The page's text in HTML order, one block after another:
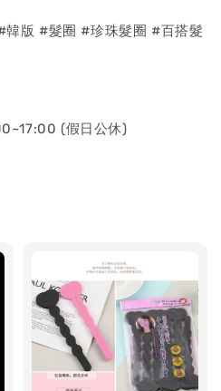
版 #髮圈 #珍珠髮圈 #百搭髮
(假日公休)